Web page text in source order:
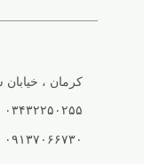
کرمان ، خیابان
۰۳۴۳۲۲۵۰۲۵۵
۰۹۱۳۷۰۶۶۷۳۰